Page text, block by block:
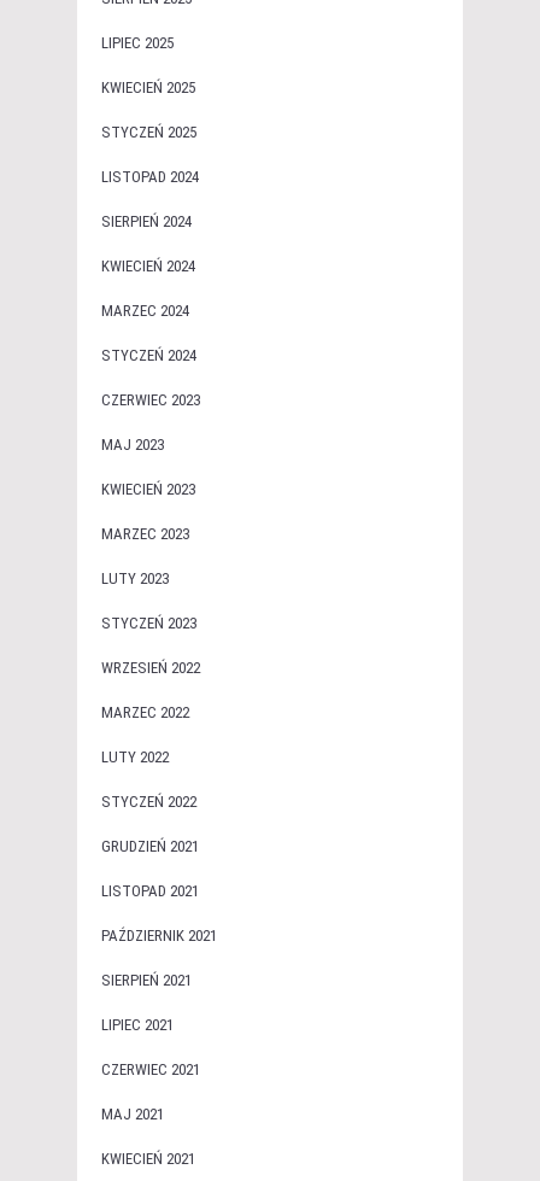
LIPIEC 2025
KWIECIEŃ 2025
STYCZEŃ 2025
LISTOPAD 2024
SIERPIEŃ 2024
KWIECIEŃ 2024
MARZEC 2024
STYCZEŃ 2024
CZERWIEC 2023
MAJ 2023
KWIECIEŃ 2023
MARZEC 2023
LUTY 2023
STYCZEŃ 2023
WRZESIEŃ 2022
MARZEC 2022
LUTY 2022
STYCZEŃ 2022
GRUDZIEŃ 2021
LISTOPAD 2021
PAŹDZIERNIK 2021
SIERPIEŃ 2021
LIPIEC 2021
CZERWIEC 2021
MAJ 2021
KWIECIEŃ 2021